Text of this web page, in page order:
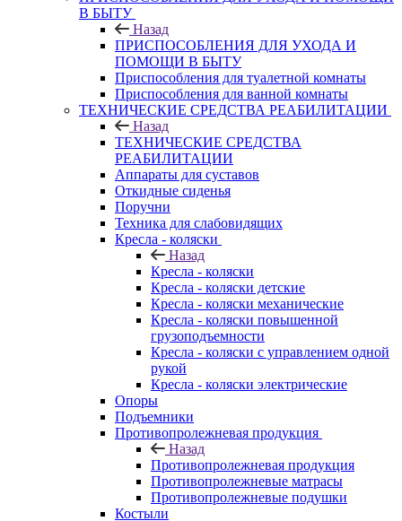
В БЫТУ
Назад
ПРИСПОСОБЛЕНИЯ ДЛЯ УХОДА И
ПОМОЩИ В БЫТУ
Приспособления для туалетной комнаты
Приспособления для ванной комнаты
ТЕХНИЧЕСКИЕ СРЕДСТВА РЕАБИЛИТАЦИИ
Назад
ТЕХНИЧЕСКИЕ СРЕДСТВА
РЕАБИЛИТАЦИИ
Аппараты для суставов
Откидные сиденья
Поручни
Техника для слабовидящих
Кресла - коляски
Назад
Кресла - коляски
Кресла - коляски детские
Кресла - коляски механические
Кресла - коляски повышенной
грузоподъемности
Кресла - коляски с управлением одной
рукой
Кресла - коляски электрические
Опоры
Подъемники
Противопролежневая продукция
Назад
Противопролежневая продукция
Противопролежневые матрасы
Противопролежневые подушки
Костыли